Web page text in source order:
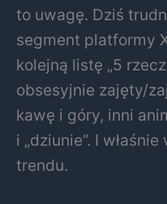
to uwagę. Dziś
segment platformy
kolejną listę „5
obsesyjnie zajęty/
kawę i góry, inni
i „dziunie”. I
trendu.